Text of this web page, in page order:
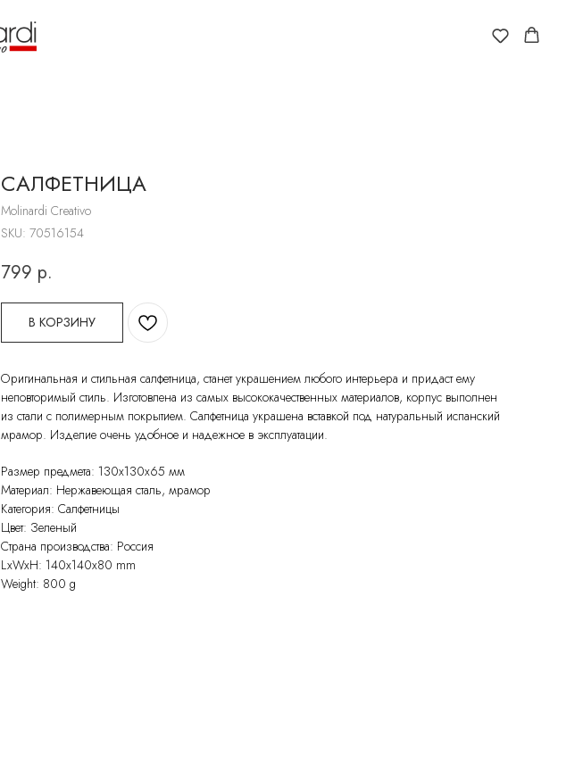
САЛФЕТНИЦА
Molinardi Creativo
SKU: 70516154
799 р.
В КОРЗИНУ
Оригинальная и стильная салфетница, станет украшением любого интерьера и придаст ему
неповторимый стиль. Изготовлена из самых высококачественных материалов, корпус выполнен
из стали с полимерным покрытием. Салфетница украшена вставкой под натуральный испанский
мрамор. Изделие очень удобное и надежное в эксплуатации.
Размер предмета: 130х130х65 мм
Материал: Нержавеющая сталь, мрамор
Категория: Салфетницы
Цвет: Зеленый
Страна производства: Россия
LxWxH: 140x140x80 mm
Weight: 800 g